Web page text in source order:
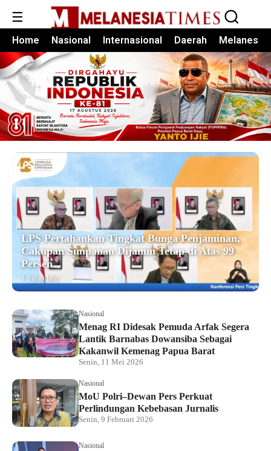
☰
Home Nasional Internasional Daerah Melanesia
LPS Pertahankan Tingkat Bunga Penjaminan,
Cakupan Simpanan Dijamin Tetap di Atas 99
Persen
1 bulan lalu
Nasional
Menag RI Didesak Pemuda Arfak Segera
Lantik Barnabas Dowansiba Sebagai
Kakanwil Kemenag Papua Barat
Senin, 11 Mei 2026
Nasional
MoU Polri–Dewan Pers Perkuat
Perlindungan Kebebasan Jurnalis
Senin, 9 Februari 2026
Nasional